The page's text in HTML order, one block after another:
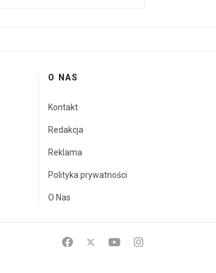
O NAS
Kontakt
Redakcja
Reklama
Polityka prywatności
O Nas